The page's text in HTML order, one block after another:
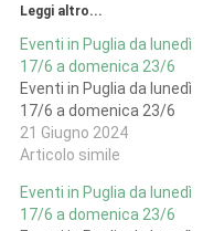
Leggi altro...
Eventi in Puglia da lunedì
17/6 a domenica 23/6
Eventi in Puglia da lunedì
17/6 a domenica 23/6
21 Giugno 2024
Articolo simile
Eventi in Puglia da lunedì
17/6 a domenica 23/6